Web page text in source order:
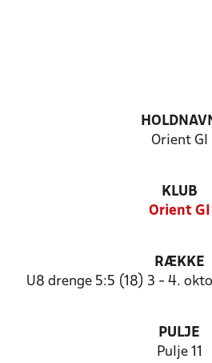
Orient GI
KLUB
Orient GI
RÆKKE
U8 drenge 5:5 (18) 3 - 4.
PULJE
Pulje 11